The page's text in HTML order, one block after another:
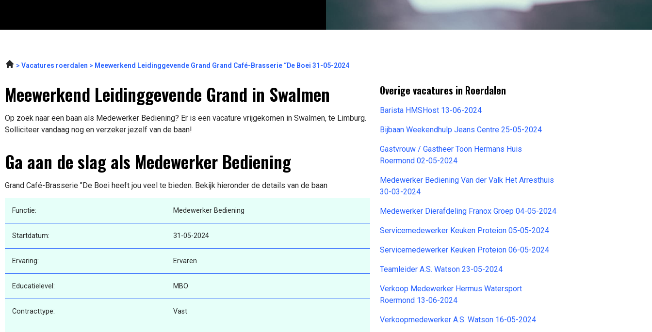
Vacatures roerdalen Meewerkend Leidinggevende Grand Grand Café-Brasserie “De Boei 31-05-2024
Meewerkend Leidinggevende Grand in Swalmen
Op zoek naar een baan als Medewerker Bediening? Er is een vacature vrijgekomen in Swalmen, te Limburg.
Solliciteer vandaag nog en verzeker jezelf van de baan!
Ga aan de slag als Medewerker Bediening
Grand Café-Brasserie "De Boei heeft jou veel te bieden. Bekijk hieronder de details van de baan
Functie: Medewerker Bediening
Startdatum: 31-05-2024
Ervaring: Ervaren
Educatielevel: MBO
Contracttype: Vast
Overige vacatures in Roerdalen
Barista HMSHost 13-06-2024
Bijbaan Weekendhulp Jeans Centre 25-05-2024
Gastvrouw / Gastheer Toon Hermans Huis
Roermond 02-05-2024
Medewerker Bediening Van der Valk Het Arresthuis
30-03-2024
Medewerker Dierafdeling Franox Groep 04-05-2024
Servicemedewerker Keuken Proteion 05-05-2024
Servicemedewerker Keuken Proteion 06-05-2024
Teamleider A.S. Watson 23-05-2024
Verkoop Medewerker Hermus Watersport
Roermond 13-06-2024
Verkoopmedewerker A.S. Watson 16-05-2024